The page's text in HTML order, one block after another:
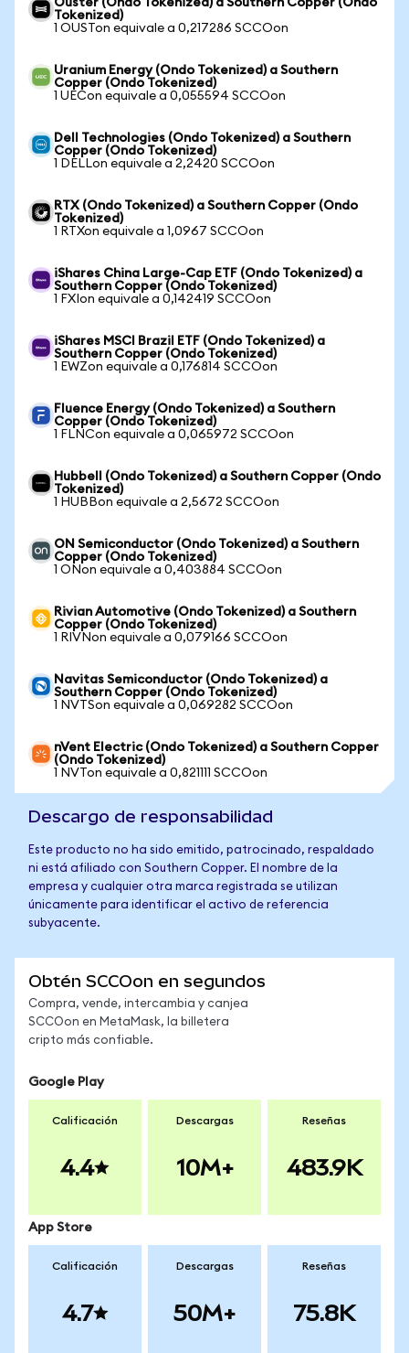
Ouster (Ondo Tokenized) a Southern Copper (Ondo
Tokenized)
1 OUSTon equivale a 0,217286 SCCOon
Uranium Energy (Ondo Tokenized) a Southern
Copper (Ondo Tokenized)
1 UECon equivale a 0,055594 SCCOon
Dell Technologies (Ondo Tokenized) a Southern
Copper (Ondo Tokenized)
1 DELLon equivale a 2,2420 SCCOon
RTX (Ondo Tokenized) a Southern Copper (Ondo
Tokenized)
1 RTXon equivale a 1,0967 SCCOon
iShares China Large-Cap ETF (Ondo Tokenized) a
Southern Copper (Ondo Tokenized)
1 FXIon equivale a 0,142419 SCCOon
iShares MSCI Brazil ETF (Ondo Tokenized) a
Southern Copper (Ondo Tokenized)
1 EWZon equivale a 0,176814 SCCOon
Fluence Energy (Ondo Tokenized) a Southern
Copper (Ondo Tokenized)
1 FLNCon equivale a 0,065972 SCCOon
Hubbell (Ondo Tokenized) a Southern Copper (Ondo
Tokenized)
1 HUBBon equivale a 2,5672 SCCOon
ON Semiconductor (Ondo Tokenized) a Southern
Copper (Ondo Tokenized)
1 ONon equivale a 0,403884 SCCOon
Rivian Automotive (Ondo Tokenized) a Southern
Copper (Ondo Tokenized)
1 RIVNon equivale a 0,079166 SCCOon
Navitas Semiconductor (Ondo Tokenized) a
Southern Copper (Ondo Tokenized)
1 NVTSon equivale a 0,069282 SCCOon
nVent Electric (Ondo Tokenized) a Southern Copper
(Ondo Tokenized)
1 NVTon equivale a 0,821111 SCCOon
Descargo de responsabilidad
Este producto no ha sido emitido, patrocinado, respaldado
ni está afiliado con Southern Copper. El nombre de la
empresa y cualquier otra marca registrada se utilizan
únicamente para identificar el activo de referencia
subyacente.
Obtén SCCOon en segundos
Compra, vende, intercambia y canjea
SCCOon en MetaMask, la billetera
cripto más confiable.
Google Play
Calificación
4.4
Descargas
10M+
Reseñas
483.9K
App Store
Calificación
4.7
Descargas
50M+
Reseñas
75.8K